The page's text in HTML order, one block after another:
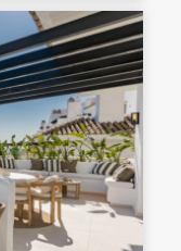
Nueva
para ello,
creciente,
y
ascenso.
en